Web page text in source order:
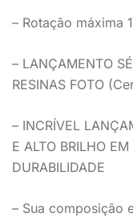
– Rotação máxima
– LANÇAMENTO
RESINAS FOTO
– INCRÍVEL
E ALTO BRILHO
DURABILIDADE
– Sua composição